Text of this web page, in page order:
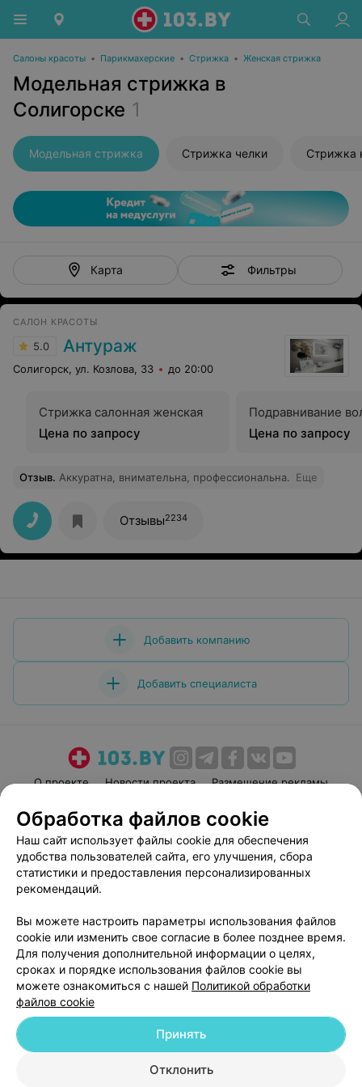
Салоны красоты • Парикмахерские • Стрижка • Женская стрижка
Модельная стрижка в
Солигорске 1
Модельная стрижка Стрижка челки Стрижка
Карта Фильтры
САЛОН КРАСОТЫ
5.0 Антураж
Солигорск, ул. Козлова, 33 до 20:00
Стрижка салонная женская
Цена по запросу
Подравнивание
Цена по запросу
Отзыв. Аккуратна, внимательна, профессиональна. Еще
Отзывы2234
Добавить компанию
Добавить специалиста
О проекте Новости проекта
Размещение рекламы
Пользовательское соглашение
Способы оплаты
Вакансии
Партнеры
Написать руководителю 103.by
Персональные настройки cookie
Обработка персональных данных
© 2026 ООО «Артокс Лаб», УНП 191700409| 220012, Республика Беларусь,
г. Минск, улица Толбухина, 2, пом. 16 | help@103.by
Обработка файлов cookie
Наш сайт использует файлы cookie для обеспечения
удобства пользователей сайта, его улучшения, сбора
статистики и предоставления персонализированных
рекомендаций.
Вы можете настроить параметры использования файлов
cookie или изменить свое согласие в более позднее время.
Для получения дополнительной информации о целях,
сроках и порядке использования файлов cookie вы
можете ознакомиться с нашей Политикой обработки
файлов cookie
Отклонить
Принять